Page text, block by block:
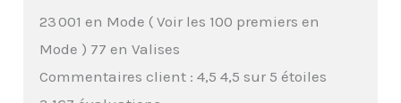
23 001 en Mode ( Voir les 100 premiers en
Mode ) 77 en Valises
Commentaires client : 4,5 4,5 sur 5 étoiles